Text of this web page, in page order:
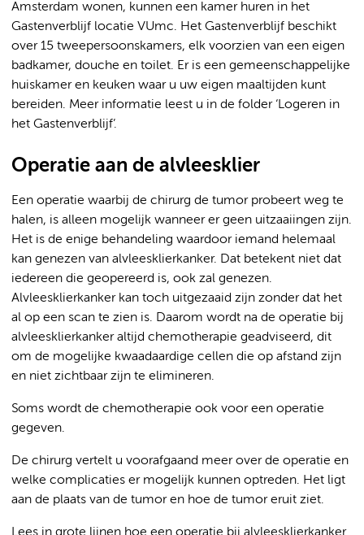
Amsterdam wonen, kunnen een kamer huren in het
Gastenverblijf locatie VUmc. Het Gastenverblijf beschikt
over 15 tweepersoonskamers, elk voorzien van een eigen
badkamer, douche en toilet. Er is een gemeenschappelijke
huiskamer en keuken waar u uw eigen maaltijden kunt
bereiden. Meer informatie leest u in de folder ‘Logeren in
het Gastenverblijf’.
Operatie aan de alvleesklier
Een operatie waarbij de chirurg de tumor probeert weg te
halen, is alleen mogelijk wanneer er geen uitzaaiingen zijn.
Het is de enige behandeling waardoor iemand helemaal
kan genezen van alvleesklierkanker. Dat betekent niet dat
iedereen die geopereerd is, ook zal genezen.
Alvleesklierkanker kan toch uitgezaaid zijn zonder dat het
al op een scan te zien is. Daarom wordt na de operatie bij
alvleesklierkanker altijd chemotherapie geadviseerd, dit
om de mogelijke kwaadaardige cellen die op afstand zijn
en niet zichtbaar zijn te elimineren.
Soms wordt de chemotherapie ook voor een operatie
gegeven.
De chirurg vertelt u voorafgaand meer over de operatie en
welke complicaties er mogelijk kunnen optreden. Het ligt
aan de plaats van de tumor en hoe de tumor eruit ziet.